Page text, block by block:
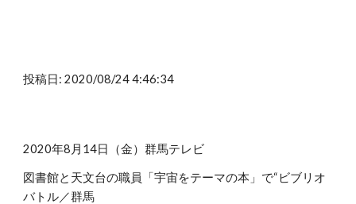
投稿日: 2020/08/24 4:46:34
2020年8月14日（金）群馬テレビ
図書館と天文台の職員「宇宙をテーマの本」で“ビブリオ
バトル／群馬